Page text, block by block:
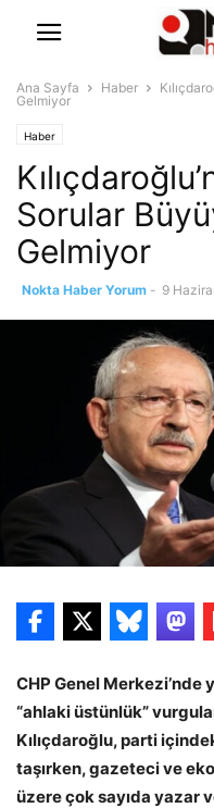
Ana Sayfa Haber
Gelmiyor
Haber
Sorular
Gelmiyor
Nokta Haber Yorum - 9
CHP Genel Merkezi’nde
“ahlaki üstünlük”
Kılıçdaroğlu, parti
taşırken, gazeteci ve
üzere çok sayıda yazar